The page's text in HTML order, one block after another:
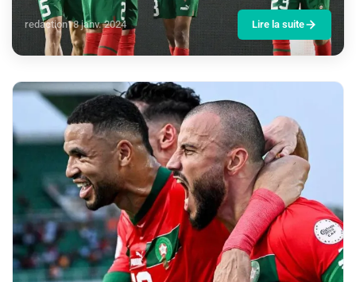
redaction18 janv. 2024 Lire la suite